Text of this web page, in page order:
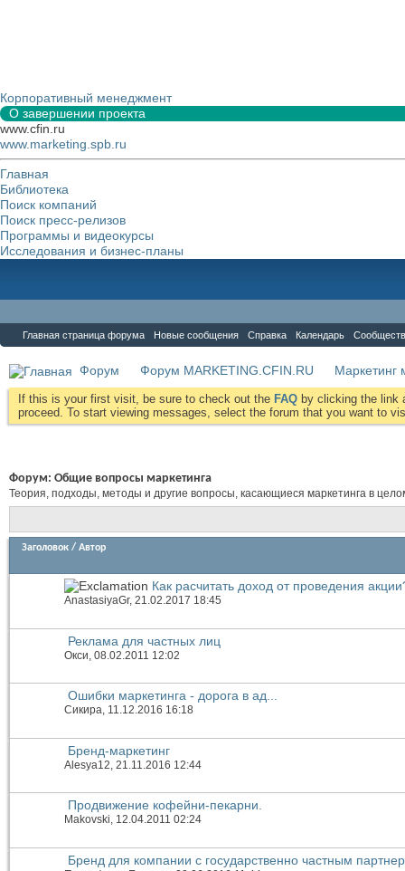
Корпоративный менеджмент
О завершении проекта
www.cfin.ru
www.marketing.spb.ru
Главная
Библиотека
Поиск компаний
Поиск пресс-релизов
Программы и видеокурсы
Исследования и бизнес-планы
Главная страница форума Новые сообщения Справка Календарь
Форум Форум MARKETING.CFIN.RU Маркетинг
If this is your first visit, be sure to check out the FAQ by clicking the link
proceed. To start viewing messages, select the forum that you want to
Форум: Общие вопросы маркетинга
Теория, подходы, методы и другие вопросы, касающиеся маркетинга в
Заголовок / Автор
Как расчитать доход от проведения
AnastasiyaGr, 21.02.2017 18:45
Реклама для частных лиц
Окси, 08.02.2011 12:02
Ошибки маркетинга - дорога в ад...
Сикира, 11.12.2016 16:18
Бренд-маркетинг
Alesya12 , 21.11.2016 12:44
Продвижение кофейни-пекарни.
Makovski, 12.04.2011 02:24
Бренд для компании с государственно частным